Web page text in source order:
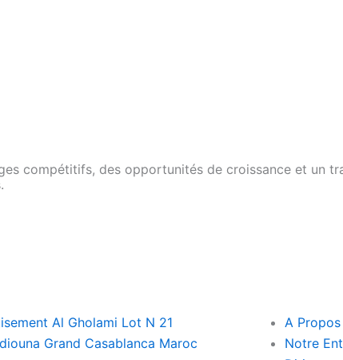
compétitifs, des opportunités de croissance et un
Al Gholami Lot N 21
Grand Casablanca Maroc
A Propos
Notre